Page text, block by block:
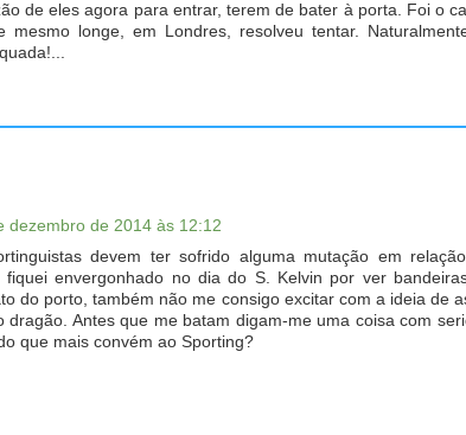
de eles agora para entrar, terem de bater à porta. Foi o
mesmo longe, em Londres, resolveu tentar.
dezembro de 2014 às 12:12
devem ter sofrido alguma mutação em
fiquei envergonhado no dia do S. Kelvin por ver
do porto, também não me consigo excitar com a ideia de
dragão. Antes que me batam digam-me uma coisa com
que mais convém ao Sporting?